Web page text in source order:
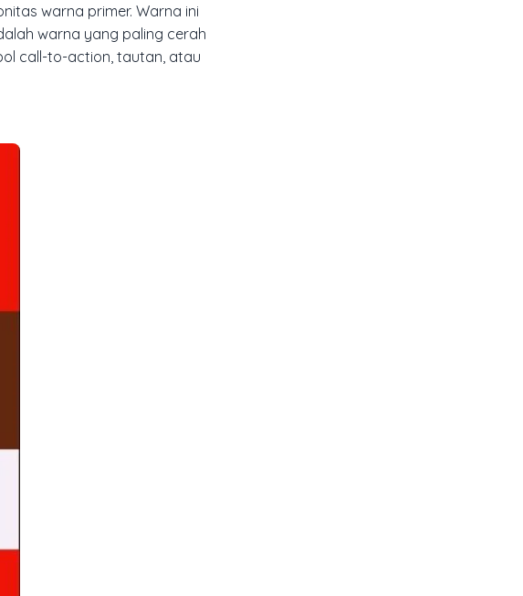
warna primer. Warna ini
warna yang paling cerah
call-to-action , tautan, atau